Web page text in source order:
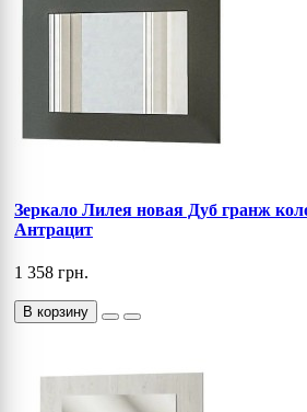
Зеркало Лилея новая Дуб гранж
Антрацит
1 358 грн.
В корзину